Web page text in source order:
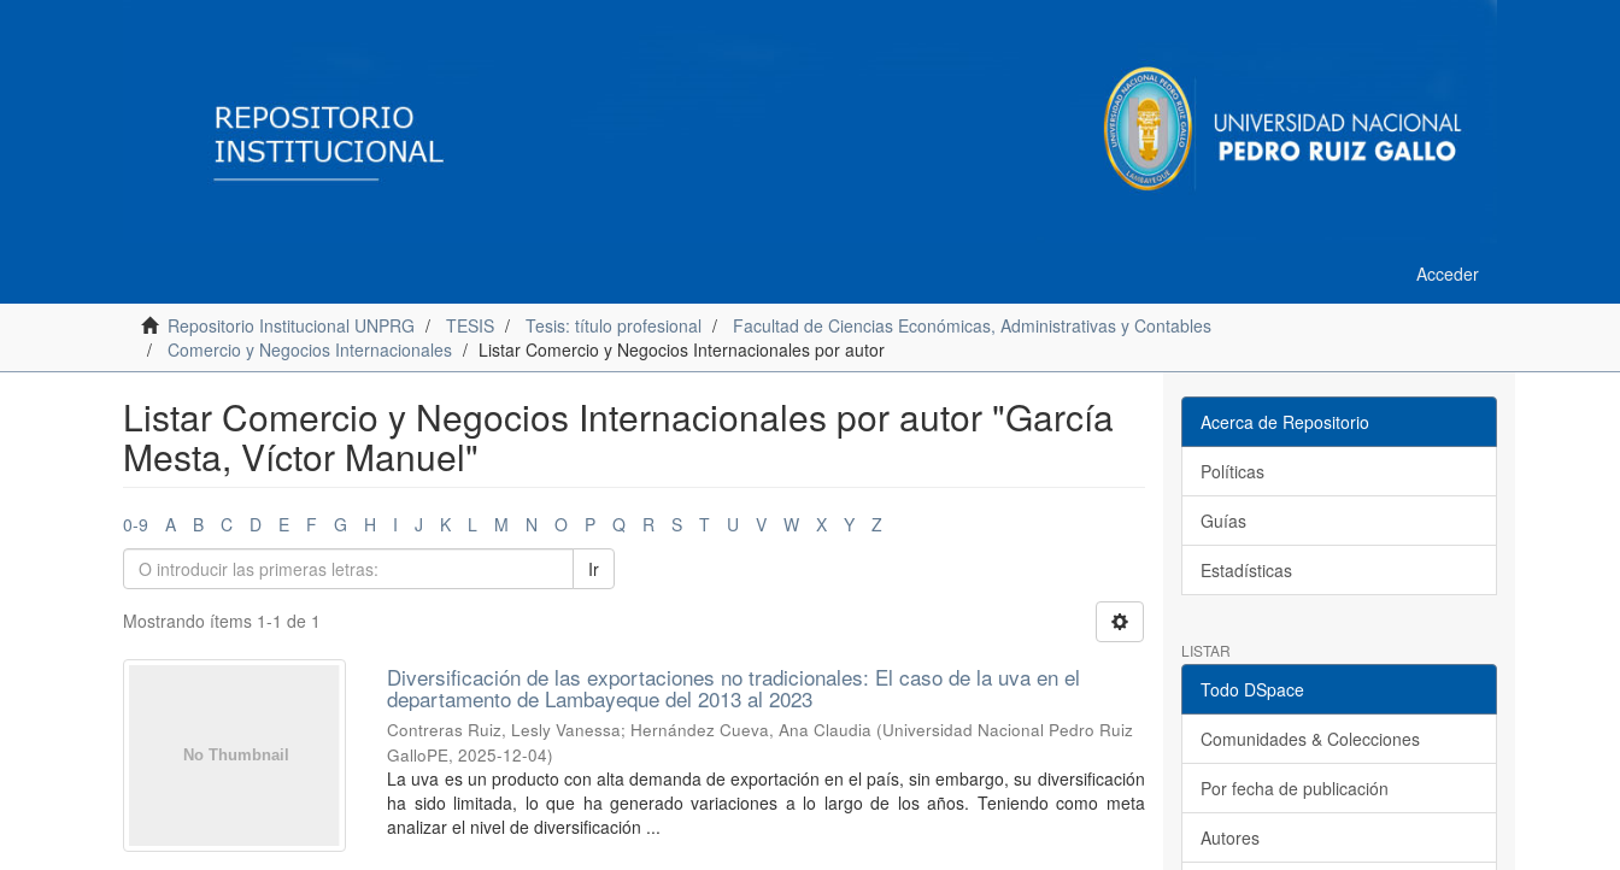
Acceder
Repositorio Institucional UNPRG TESIS Tesis: título profesional
Facultad de Ciencias Económicas, Administrativas y Contables
Comercio y Negocios Internacionales
Listar Comercio y Negocios Internacionales por autor
Listar Comercio y Negocios Internacionales por autor "García
Mesta, Víctor Manuel"
0-9 A B C D E F G H I J K L M N O P Q R S T U V W X Y
Z
Ir
Mostrando ítems 1-1 de 1
Diversificación de las exportaciones no tradicionales: El caso de la uva en el
departamento de Lambayeque del 2013 al 2023
Contreras Ruiz, Lesly Vanessa; Hernández Cueva, Ana Claudia (Universidad Nacional Pedro Ruiz
GalloPE,2025-12-04)
La uva es un producto con alta demanda de exportación en el país, sin embargo, su diversificación
ha sido limitada, lo que ha generado variaciones a lo largo de los años. Teniendo como meta
analizar el nivel de diversificación ...
Acerca de Repositorio
Políticas
Guías
Estadísticas
LISTAR
Todo DSpace
Comunidades & Colecciones
Por fecha de publicación
Autores